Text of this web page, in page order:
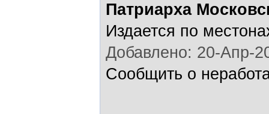
Патриарха
Издается по
Добавлено: 20-Апр-
Сообщить о